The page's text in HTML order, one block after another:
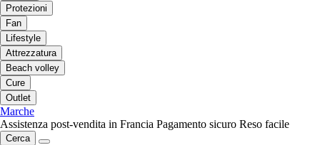
Protezioni
Fan
Lifestyle
Attrezzatura
Beach volley
Cure
Outlet
Marche
Assistenza post-vendita in Francia Pagamento sicuro Reso facile
Cerca